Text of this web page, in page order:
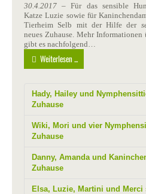
30.4.2017 – Für das sensible
Katze Luzie sowie für
Tierheim Selb mit der Hilfe der
neues Zuhause. Mehr Informationen
gibt es nachfolgend…
Weiterlesen ...
Hady, Hailey und
Zuhause
Wiki, Mori und vier
Zuhause
Danny, Amanda und
Zuhause
Elsa, Luzie, Martini und Merci